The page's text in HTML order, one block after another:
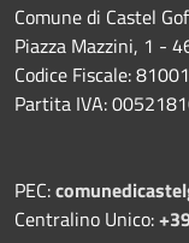
Comune di Castel
Piazza Mazzini, 1 -
Codice Fiscale:
Partita IVA:
PEC:
Centralino Unico: